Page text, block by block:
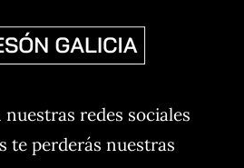
nuestras redes sociales
te perderás nuestras